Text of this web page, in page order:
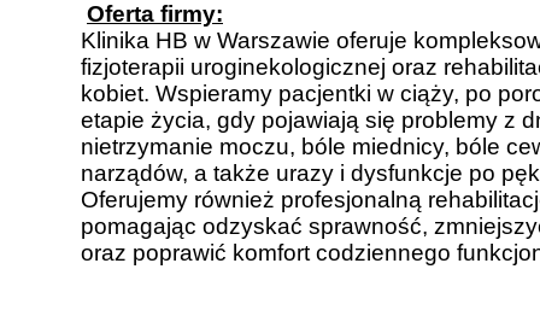
Oferta firmy:
Klinika HB w Warszawie oferuje
fizjoterapii uroginekologicznej oraz
kobiet. Wspieramy pacjentki w ciąży, po
etapie życia, gdy pojawiają się problemy z
nietrzymanie moczu, bóle miednicy, bóle
narządów, a także urazy i dysfunkcje po
Oferujemy również profesjonalną
pomagając odzyskać sprawność,
oraz poprawić komfort codziennego